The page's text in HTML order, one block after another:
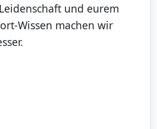
und eurem
Wissen machen wir